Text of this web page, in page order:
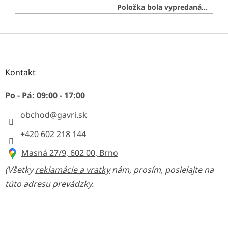
Položka bola vypredaná…
Z
Kontakt
Po - Pá: 09:00 - 17:00
obchod@gavri.sk
+420 602 218 144
Masná 27/9, 602 00, Brno
(Všetkyreklamácie a vratkynám, prosím, posielajte na
túto adresu prevádzky.